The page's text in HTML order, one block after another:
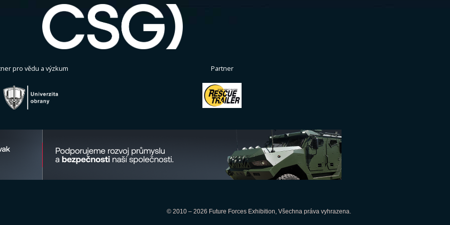
pro vědu a výzkum Partner
© 2010 – 2026 Future Forces Exhibition, Všechna práva vyhrazena.